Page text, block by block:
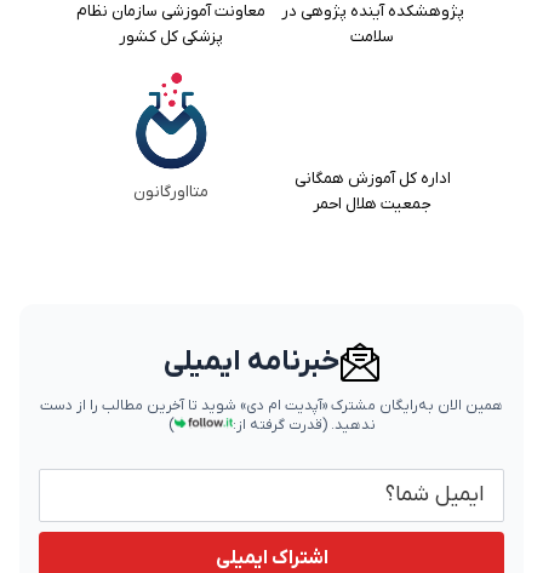
پژوهشکده آینده پژوهی در
سلامت
معاونت آموزشی سازمان نظام
پزشکی کل کشور
اداره کل آموزش همگانی
جمعیت هلال احمر
متااورگانون
خبرنامه ایمیلی
همین الان به‌رایگان مشترک «آپدیت ام دی» شوید تا آخرین مطالب را از دست
ندهید.(قدرت گرفته از: )
اشتراک ایمیلی